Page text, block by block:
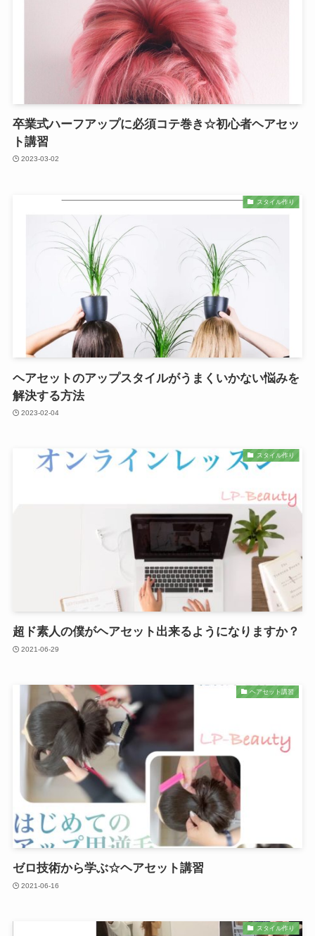
卒業式ハーフアップに必須コテ巻き☆初心者ヘアセッ
ト講習
2023-03-02
スタイル作り
ヘアセットのアップスタイルがうまくいかない悩みを
解決する方法
2023-02-04
スタイル作り
超ド素人の僕がヘアセット出来るようになりますか？
2021-06-29
ヘアセット講習
ゼロ技術から学ぶ☆ヘアセット講習
2021-06-16
スタイル作り